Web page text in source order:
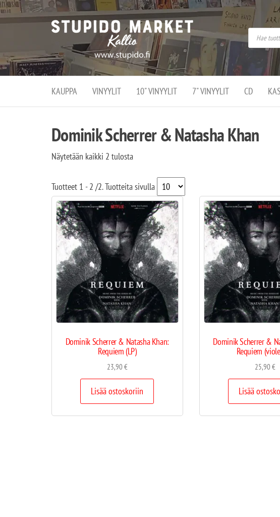
Stupido
Market –
verkossa
ja
kivijalassa
Stupido Market on
vaihtoehtomusaan
erikoistunut
verkko- sekä
kivijalkakauppa
Helsingissä
Kallion
KAUPPA VINYYLIT 10" VINYYLIT 7" VINYYLIT CD
Dominik Scherrer & Natasha Khan
Näytetään kaikki 2 tulosta
Tuotteet 1 - 2 /2. Tuotteita sivulla
Dominik Scherrer & Natasha Khan:
Requiem (LP)
23,90€
Lisää ostoskoriin
Dominik Scherrer &
Requiem
25,90€
Lisää